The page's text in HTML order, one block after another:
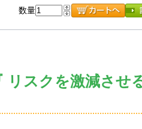
数量
リスクを激減させ